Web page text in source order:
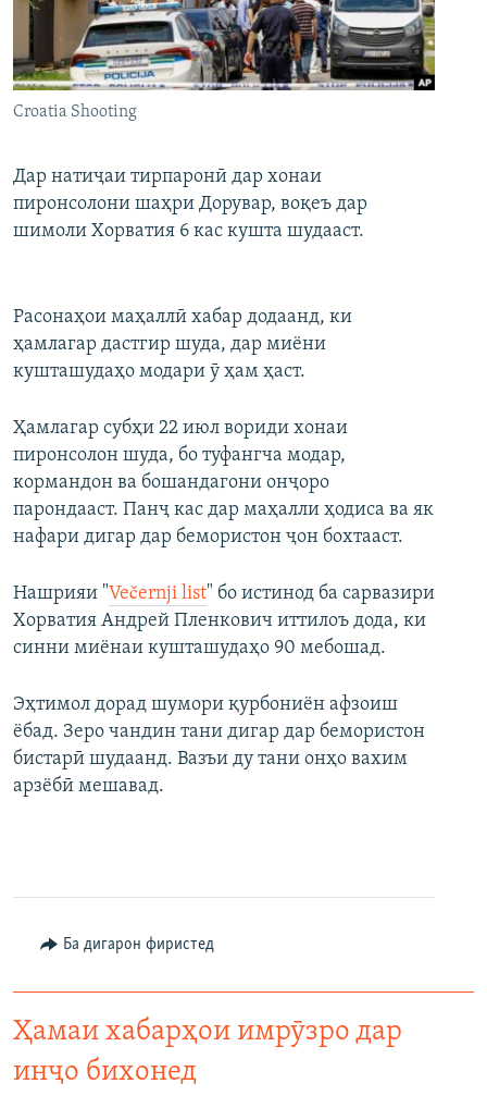
ГУЗОРИШҲОИ РАДИОӢ
Русский
Ҳамаи сомонаҳои RFE/RL
Croatia Shooting
Дар натиҷаи тирпаронӣ дар хонаи
пиронсолони шаҳри Дорувар, воқеъ дар
шимоли Хорватия 6 кас кушта шудааст.
Расонаҳои маҳаллӣ хабар додаанд, ки
ҳамлагар дастгир шуда, дар миёни
кушташудаҳо модари ӯ ҳам ҳаст.
Ҳамлагар субҳи 22 июл вориди хонаи
пиронсолон шуда, бо туфангча модар,
кормандон ва бошандагони онҷоро
парондааст. Панҷ кас дар маҳалли ҳодиса ва як
нафари дигар дар бемористон ҷон бохтааст.
Нашрияи "Večernji list" бо истинод ба сарвазири
Хорватия Андрей Пленкович иттилоъ дода, ки
синни миёнаи кушташудаҳо 90 мебошад.
Эҳтимол дорад шумори қурбониён афзоиш
ёбад. Зеро чандин тани дигар дар бемористон
бистарӣ шудаанд. Вазъи ду тани онҳо вахим
арзёбӣ мешавад.
Ба дигарон фиристед
Ҳамаи хабарҳои имрӯзро дар
инҷо бихонед